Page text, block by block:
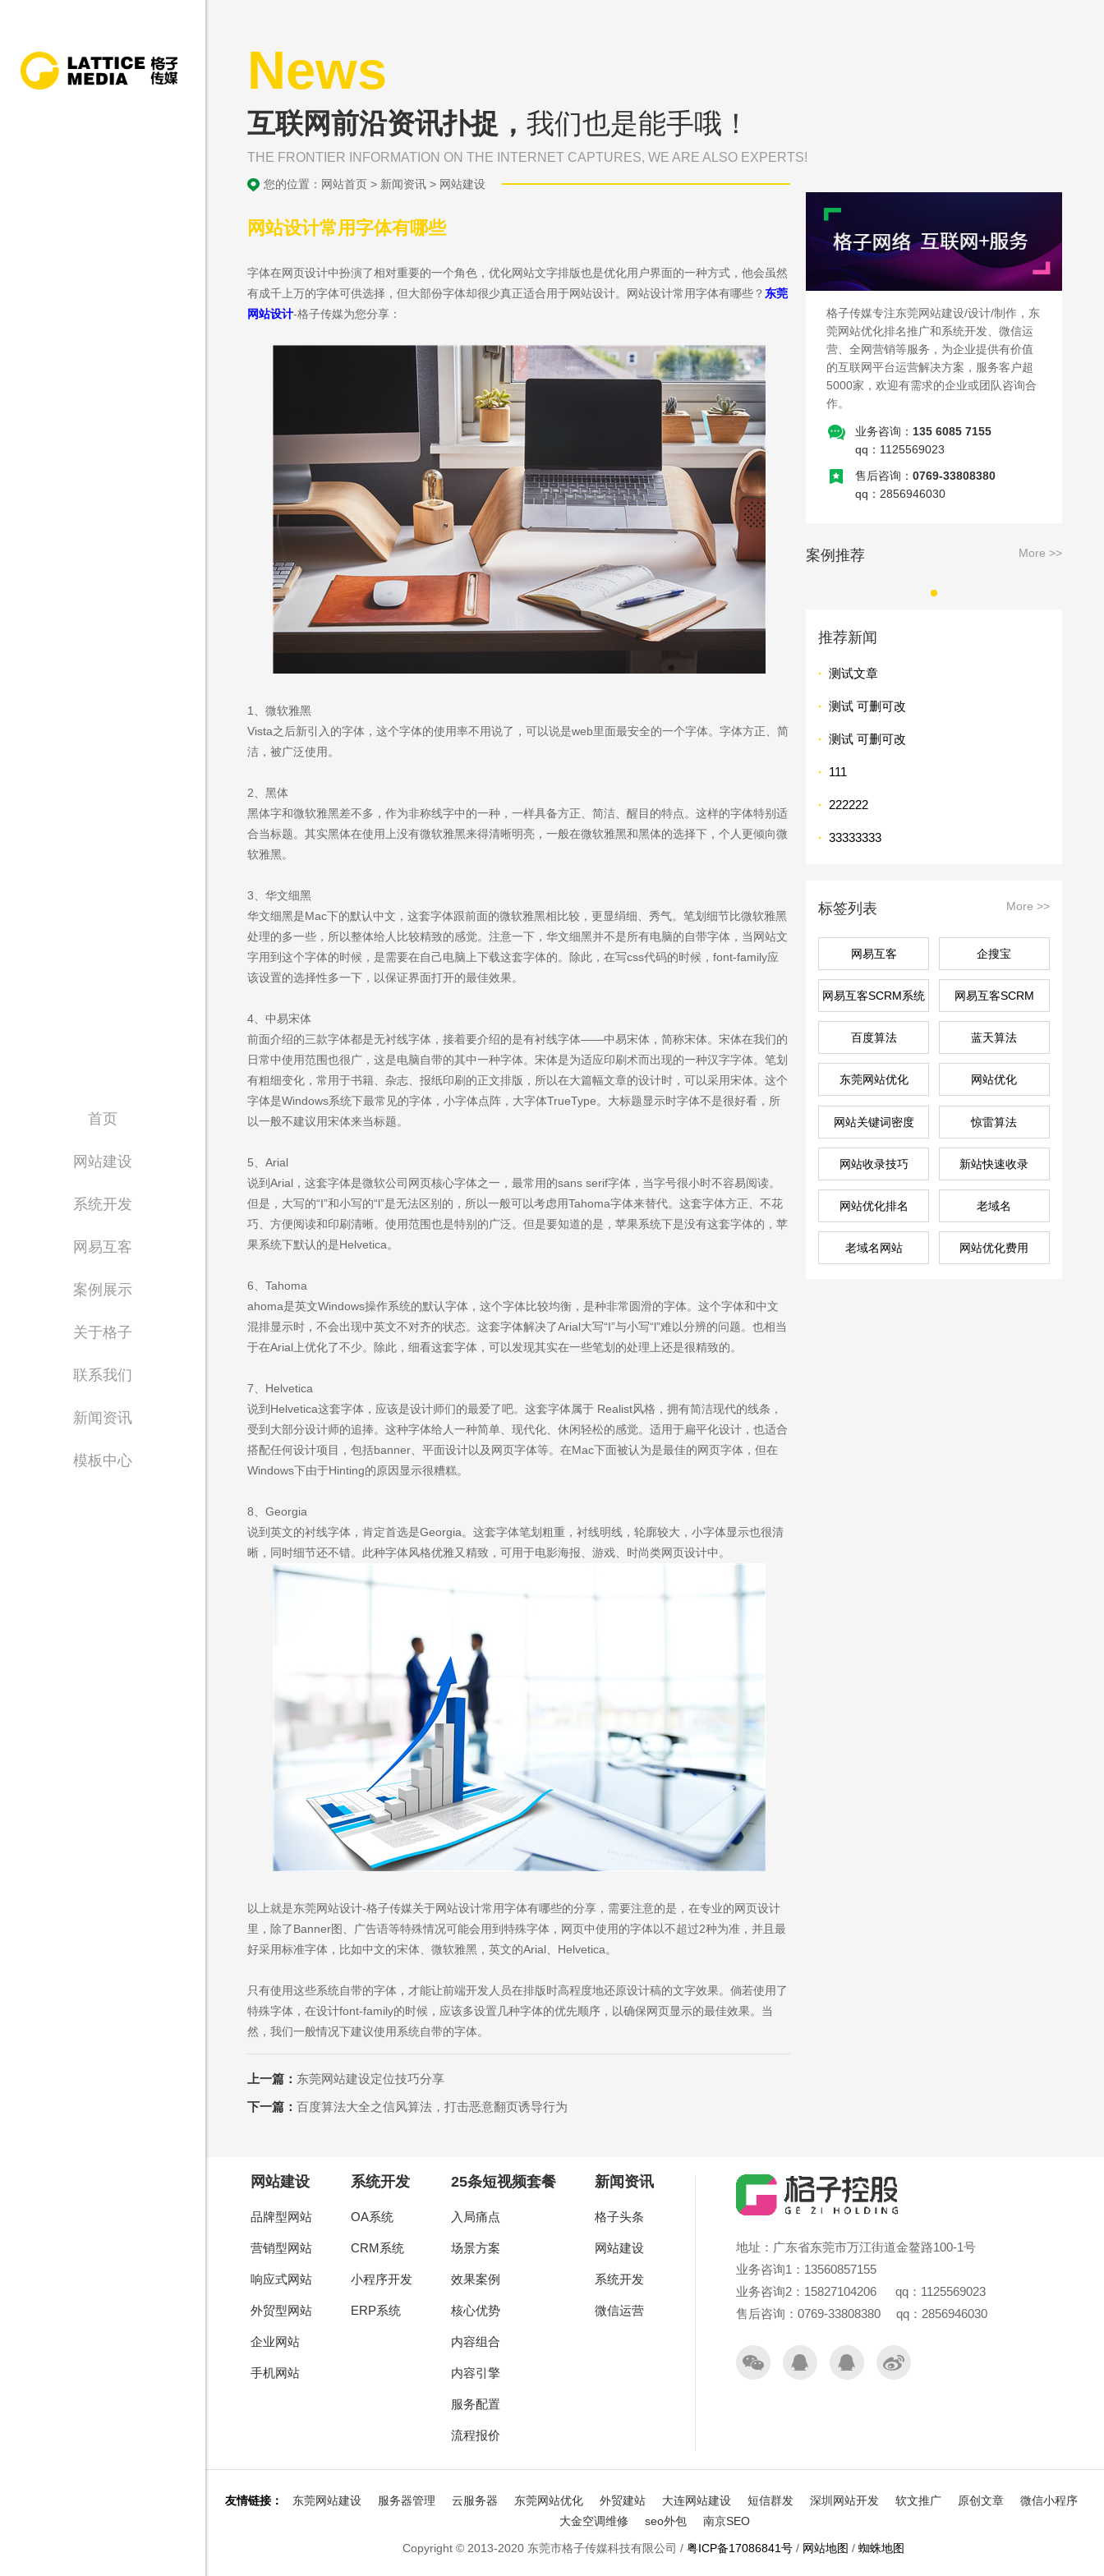
首页
网站建设
系统开发
网易互客
案例展示
关于格子
联系我们
新闻资讯
模板中心
News
互联网前沿资讯扑捉，我们也是能手哦！
THE FRONTIER INFORMATION ON THE INTERNET CAPTURES, WE ARE ALSO EXPERTS!
您的位置： 网站首页 > 新闻资讯 > 网站建设
网站设计常用字体有哪些
字体在网页设计中扮演了相对重要的一个角色，优化网站文字排版也是优化用户界面的一种方式，他会虽然
有成千上万的字体可供选择，但大部份字体却很少真正适合用于网站设计。网站设计常用字体有哪些？东莞
网站设计-格子传媒为您分享：
1、微软雅黑
Vista之后新引入的字体，这个字体的使用率不用说了，可以说是web里面最安全的一个字体。字体方正、简
洁，被广泛使用。
2、黑体
黑体字和微软雅黑差不多，作为非称线字中的一种，一样具备方正、简洁、醒目的特点。这样的字体特别适
合当标题。其实黑体在使用上没有微软雅黑来得清晰明亮，一般在微软雅黑和黑体的选择下，个人更倾向微
软雅黑。
3、华文细黑
华文细黑是Mac下的默认中文，这套字体跟前面的微软雅黑相比较，更显绢细、秀气。笔划细节比微软雅黑
处理的多一些，所以整体给人比较精致的感觉。注意一下，华文细黑并不是所有电脑的自带字体，当网站文
字用到这个字体的时候，是需要在自己电脑上下载这套字体的。除此，在写css代码的时候，font-family应
该设置的选择性多一下，以保证界面打开的最佳效果。
4、中易宋体
前面介绍的三款字体都是无衬线字体，接着要介绍的是有衬线字体——中易宋体，简称宋体。宋体在我们的
日常中使用范围也很广，这是电脑自带的其中一种字体。宋体是为适应印刷术而出现的一种汉字字体。笔划
有粗细变化，常用于书籍、杂志、报纸印刷的正文排版，所以在大篇幅文章的设计时，可以采用宋体。这个
字体是Windows系统下最常见的字体，小字体点阵，大字体TrueType。大标题显示时字体不是很好看，所
以一般不建议用宋体来当标题。
5、Arial
说到Arial，这套字体是微软公司网页核心字体之一，最常用的sans serif字体，当字号很小时不容易阅读。
但是，大写的“I”和小写的“l”是无法区别的，所以一般可以考虑用Tahoma字体来替代。这套字体方正、不花
巧、方便阅读和印刷清晰。使用范围也是特别的广泛。但是要知道的是，苹果系统下是没有这套字体的，苹
果系统下默认的是Helvetica。
6、Tahoma
ahoma是英文Windows操作系统的默认字体，这个字体比较均衡，是种非常圆滑的字体。这个字体和中文
混排显示时，不会出现中英文不对齐的状态。这套字体解决了Arial大写“I”与小写“l”难以分辨的问题。也相当
于在Arial上优化了不少。除此，细看这套字体，可以发现其实在一些笔划的处理上还是很精致的。
7、Helvetica
说到Helvetica这套字体，应该是设计师们的最爱了吧。这套字体属于 Realist风格，拥有简洁现代的线条，
受到大部分设计师的追捧。这种字体给人一种简单、现代化、休闲轻松的感觉。适用于扁平化设计，也适合
搭配任何设计项目，包括banner、平面设计以及网页字体等。在Mac下面被认为是最佳的网页字体，但在
Windows下由于Hinting的原因显示很糟糕。
8、Georgia
说到英文的衬线字体，肯定首选是Georgia。这套字体笔划粗重，衬线明线，轮廓较大，小字体显示也很清
晰，同时细节还不错。此种字体风格优雅又精致，可用于电影海报、游戏、时尚类网页设计中。
以上就是东莞网站设计-格子传媒关于网站设计常用字体有哪些的分享，需要注意的是，在专业的网页设计
里，除了Banner图、广告语等特殊情况可能会用到特殊字体，网页中使用的字体以不超过2种为准，并且最
好采用标准字体，比如中文的宋体、微软雅黑，英文的Arial、Helvetica。
只有使用这些系统自带的字体，才能让前端开发人员在排版时高程度地还原设计稿的文字效果。倘若使用了
特殊字体，在设计font-family的时候，应该多设置几种字体的优先顺序，以确保网页显示的最佳效果。当
然，我们一般情况下建议使用系统自带的字体。
上一篇： 东莞网站建设定位技巧分享
下一篇：百度算法大全之信风算法，打击恶意翻页诱导行为
格子传媒专注东莞网站建设/设计/制作，东
莞网站优化排名推广和系统开发、微信运
营、全网营销等服务，为企业提供有价值
的互联网平台运营解决方案，服务客户超
5000家，欢迎有需求的企业或团队咨询合
作。
业务咨询： 135 6085 7155
qq：1125569023
售后咨询：0769-33808380
qq：2856946030
案例推荐 More >>
推荐新闻
·测试文章
·测试 可删可改
·测试 可删可改
· 111
· 222222
·33333333
标签列表 More >>
网易互客 企搜宝
网易互客SCRM系统 网易互客SCRM
百度算法 蓝天算法
东莞网站优化 网站优化
网站关键词密度 惊雷算法
网站收录技巧 新站快速收录
网站优化排名 老域名
老域名网站 网站优化费用
网站建设
品牌型网站
营销型网站
响应式网站
外贸型网站
企业网站
手机网站
系统开发
OA系统
CRM系统
小程序开发
ERP系统
25条短视频套餐
入局痛点
场景方案
效果案例
核心优势
内容组合
内容引擎
服务配置
流程报价
新闻资讯
格子头条
网站建设
系统开发
微信运营
地址：广东省东莞市万江街道金鳌路100-1号
业务咨询1：13560857155
业务咨询2：15827104206 qq：1125569023
售后咨询：0769-33808380 qq：2856946030
友情链接： 东莞网站建设 服务器管理 云服务器 东莞网站优化 外贸建站 大连网站建设 短信群发 深圳网站开发 软文推广 原创文章
微信小程序
大金空调维修
seo外包 南京SEO
Copyright © 2013-2020 东莞市格子传媒科技有限公司 / 粤ICP备17086841号 / 网站地图 / 蜘蛛地图
Waiting for you
售前咨询
售后咨询
Are you ready?
不怕就请留下您的需求及联系方式，我们会第一时间送上问候的。